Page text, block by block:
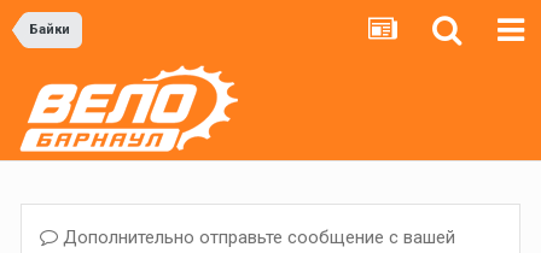
Байки
Дополнительно отправьте сообщение с вашей